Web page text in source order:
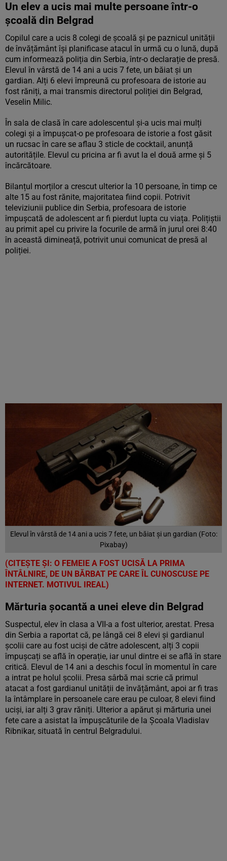
Un elev a ucis mai multe persoane într-o
școală din Belgrad
Copilul care a ucis 8 colegi de școală și pe paznicul unității
de învățământ își planificase atacul în urmă cu o lună, după
cum informează poliția din Serbia, într-o declarație de presă.
Elevul în vârstă de 14 ani a ucis 7 fete, un băiat și un
gardian. Alți 6 elevi împreună cu profesoara de istorie au
fost răniți, a mai transmis directorul poliției din Belgrad,
Veselin Milic.
În sala de clasă în care adolescentul și-a ucis mai mulți
colegi și a împușcat-o pe profesoara de istorie a fost găsit
un rucsac în care se aflau 3 sticle de cocktail, anunță
autoritățile. Elevul cu pricina ar fi avut la el două arme și 5
încărcătoare.
Bilanțul morților a crescut ulterior la 10 persoane, în timp ce
alte 15 au fost rănite, majoritatea fiind copii. Potrivit
televiziunii publice din Serbia, profesoara de istorie
împușcată de adolescent ar fi pierdut lupta cu viața. Polițiștii
au primit apel cu privire la focurile de armă în jurul orei 8:40
în această dimineață, potrivit unui comunicat de presă al
poliției.
Elevul în vârstă de 14 ani a ucis 7 fete, un băiat și un gardian (Foto:
Pixabay)
(CITEȘTE ȘI: O FEMEIE A FOST UCISĂ LA PRIMA
ÎNTÂLNIRE, DE UN BĂRBAT PE CARE ÎL CUNOSCUSE PE
INTERNET. MOTIVUL IREAL)
Mărturia șocantă a unei eleve din Belgrad
Suspectul, elev în clasa a VII-a a fost ulterior, arestat. Presa
din Serbia a raportat că, pe lângă cei 8 elevi și gardianul
școlii care au fost uciși de către adolescent, alți 3 copii
împușcați se află în operație, iar unul dintre ei se află în stare
critică. Elevul de 14 ani a deschis focul în momentul în care
a intrat pe holul școlii. Presa sârbă mai scrie că primul
atacat a fost gardianul unității de învățământ, apoi ar fi tras
la întâmplare în persoanele care erau pe culoar, 8 elevi fiind
uciși, iar alți 3 grav răniți. Ulterior a apărut și mărturia unei
fete care a asistat la împușcăturile de la Școala Vladislav
Ribnikar, situată în centrul Belgradului.